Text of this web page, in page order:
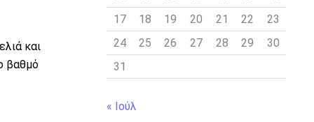
και
βαθμό
17
18 19 20 21 22
23
24
25 26 27 28 29
30
31
« Ιούλ